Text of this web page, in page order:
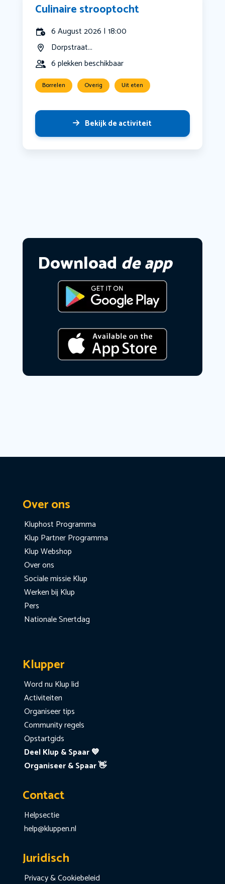
Culinaire strooptocht
6 August 2026 | 18:00
Dorpstraat...
6 plekken beschikbaar
Borrelen Overig Uit eten
Bekijk de activiteit
Download de app
Over ons
Kluphost Programma
Klup Partner Programma
Klup Webshop
Over ons
Sociale missie Klup
Werken bij Klup
Pers
Nationale Snertdag
Klupper
Word nu Klup lid
Activiteiten
Organiseer tips
Community regels
Opstartgids
Deel Klup & Spaar 💙
Organiseer & Spaar 👋
Contact
Helpsectie
help@kluppen.nl
Juridisch
Privacy & Cookiebeleid